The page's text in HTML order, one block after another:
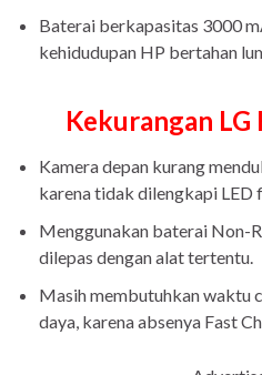
Baterai berkapasitas 3000
kehidudupan HP bertahan
Kekurangan LG
Kamera depan kurang
karena tidak dilengkapi LED
Menggunakan baterai Non-
dilepas dengan alat tertentu.
Masih membutuhkanwaktu
daya, karena absenya Fast